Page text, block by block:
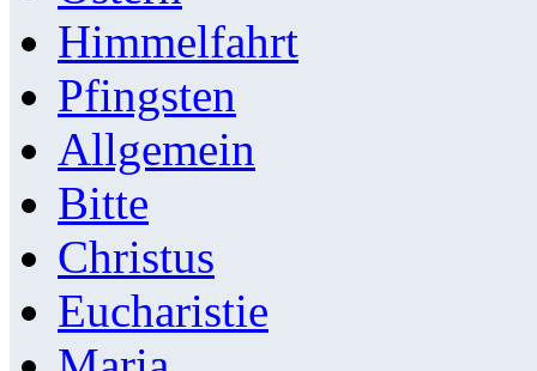
Himmelfahrt
Pfingsten
Allgemein
Bitte
Christus
Eucharistie